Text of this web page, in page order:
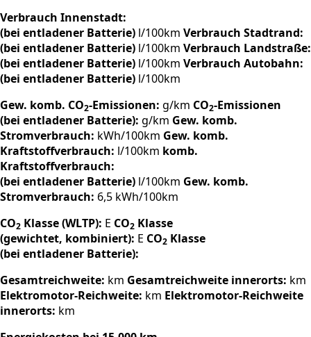
Verbrauch Innenstadt:
(bei entladener Batterie) l/100km Verbrauch Stadtrand:
(bei entladener Batterie) l/100km Verbrauch Landstraße:
(bei entladener Batterie) l/100km Verbrauch Autobahn:
(bei entladener Batterie) l/100km
Gew. komb. CO2-Emissionen: g/km CO2-Emissionen
(bei entladener Batterie): g/km Gew. komb.
Stromverbrauch: kWh/100km Gew. komb.
Kraftstoffverbrauch: l/100km komb.
Kraftstoffverbrauch:
(bei entladener Batterie) l/100km Gew. komb.
Stromverbrauch: 6,5 kWh/100km
CO2 Klasse (WLTP): E CO2 Klasse
(gewichtet, kombiniert): E CO2 Klasse
(bei entladener Batterie):
Gesamtreichweite: km Gesamtreichweite innerorts: km
Elektromotor-Reichweite: km Elektromotor-Reichweite
innerorts: km